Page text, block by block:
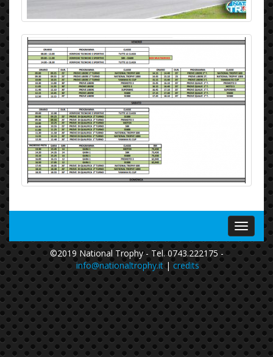
Menu
©2019 National Trophy - Tel. 0743.222175 -
info@nationaltrophy.it|credits